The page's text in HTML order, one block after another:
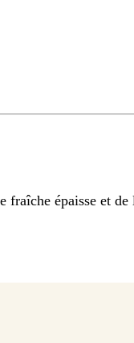
fraîche épaisse et